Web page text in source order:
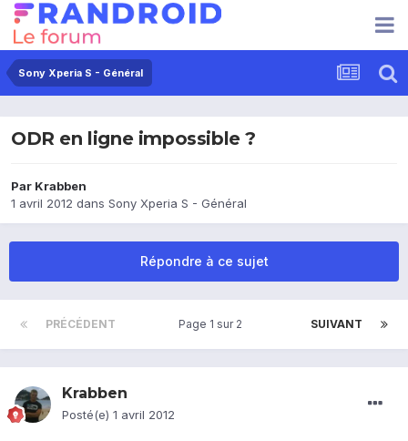
Sony Xperia S - Général
ODR en ligne impossible ?
Par Krabben
1 avril 2012 dans Sony Xperia S - Général
Répondre à ce sujet
PRÉCÉDENT SUIVANT
Page 1 sur 2
Krabben
Posté(e) 1 avril 2012